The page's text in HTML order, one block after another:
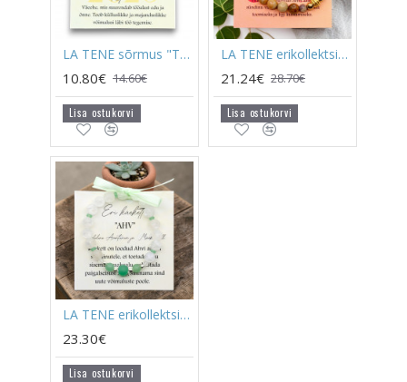
LA TENE sõrmus "TÖÖALANE EDU 2026. AASTAKS"
10.80€ 14.60€
Lisa ostukorvi
LA TENE erikollektsioon käekett TULI-HOBUNE "AHV"
21.24€ 28.70€
Lisa ostukorvi
LA TENE erikollektsiooni käekett "AHV"
23.30€
Lisa ostukorvi